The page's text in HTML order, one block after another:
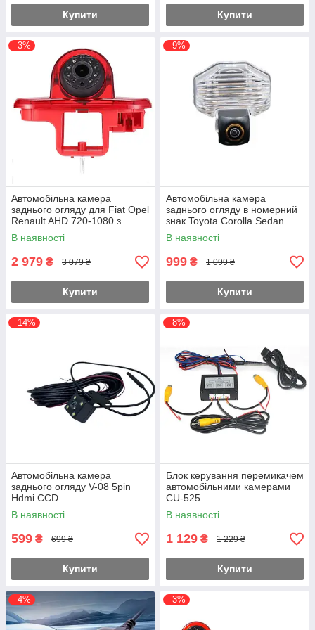
Купити Купити
–3%
Автомобільна камера
заднього огляду для Fiat Opel
Renault AHD 720-1080 з
кутом огляду 170° KA-456-LN
В наявності
2 979 ₴ 3 079 ₴
Купити
–9%
Автомобільна камера
заднього огляду в номерний
знак Toyota Corolla Sedan
E140 E150 (2007-14) AHD
720-1080 HS-8041B
В наявності
999 ₴ 1 099 ₴
Купити
–14%
Автомобільна камера
заднього огляду V-08 5pin
Hdmi CCD
В наявності
599 ₴ 699 ₴
Купити
–8%
Блок керування перемикачем
автомобільними камерами
CU-525
В наявності
1 129 ₴ 1 229 ₴
Купити
–4% –3%